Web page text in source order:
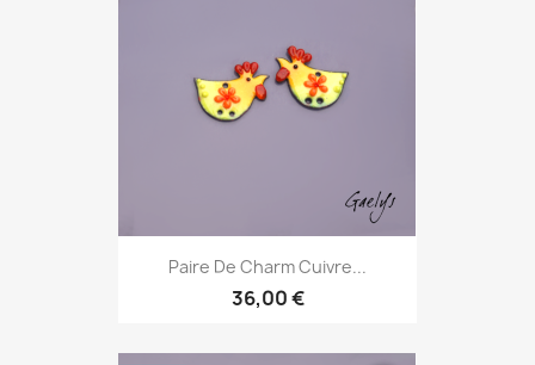
Paire De Charm Cuivre...
36,00 €